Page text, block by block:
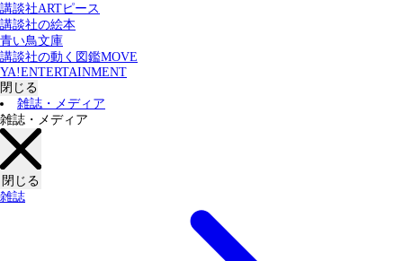
講談社ARTピース
講談社の絵本
青い鳥文庫
講談社の動く図鑑MOVE
YA!ENTERTAINMENT
閉じる
雑誌・メディア
雑誌・メディア
閉じる
雑誌